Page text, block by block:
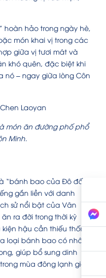
hoàn hảo trong ngày hè,
món khai vị trong các
giữa vị tươi mát và
khó quên, đặc biệt khi
nó – ngay giữa lòng Côn
món ăn đường phố phổ
Minh.
“bánh bao của Đô đốc”
gắn liền với danh
sử nổi bật của Vân
ra đời trong thời kỳ
hậu cần thiếu thốn,
loại bánh bao có nhân
giúp bổ sung dinh
mùa đông lạnh giá.